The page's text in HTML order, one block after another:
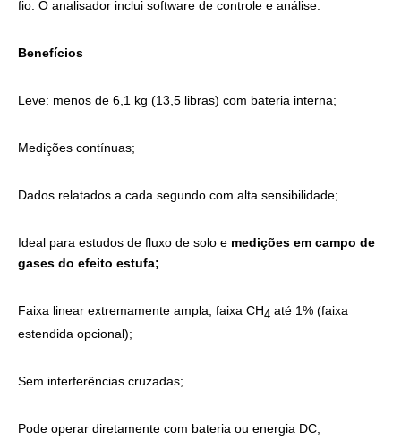
fio. O analisador inclui software de controle e análise.
Benefícios
Leve: menos de 6,1 kg (13,5 libras) com bateria interna;
Medições contínuas;
Dados relatados a cada segundo com alta sensibilidade;
Ideal para estudos de fluxo de solo e medições em campo de
gases do efeito estufa;
Faixa linear extremamente ampla, faixa CH4 até 1% (faixa
estendida opcional);
Sem interferências cruzadas;
Pode operar diretamente com bateria ou energia DC;